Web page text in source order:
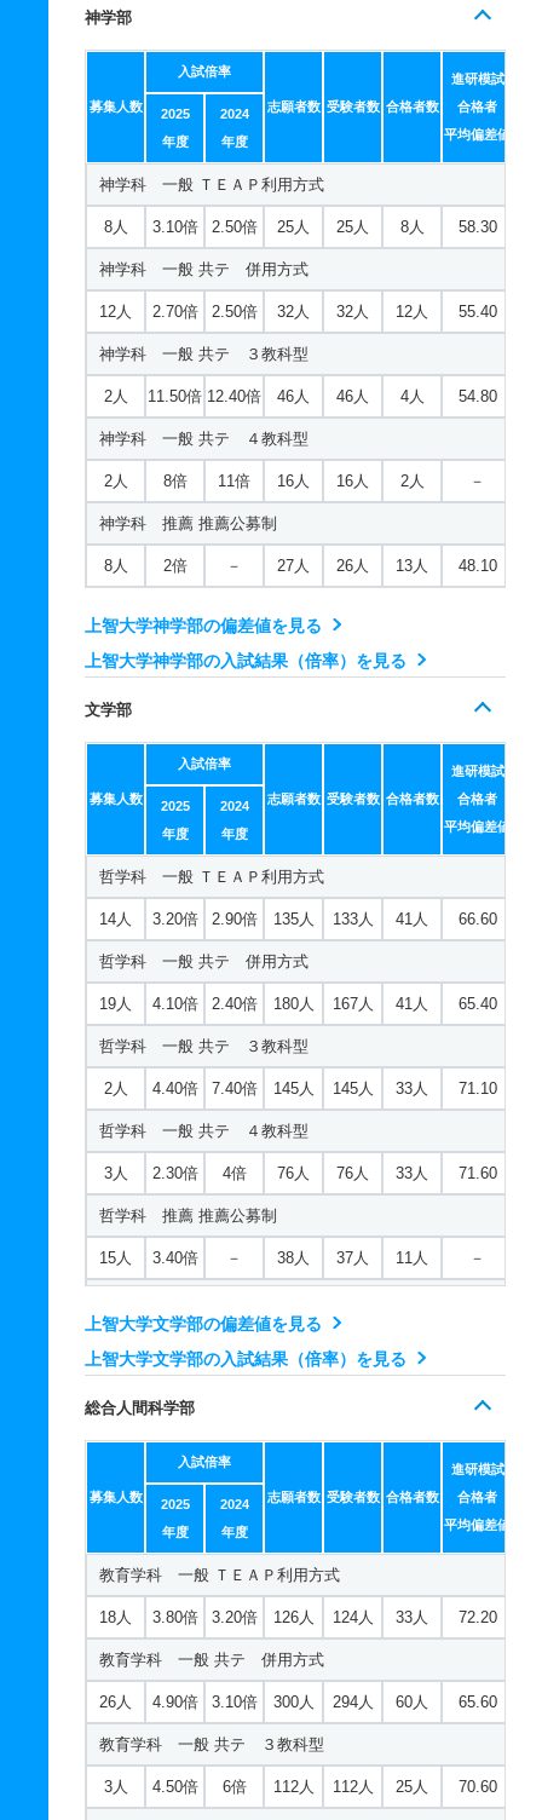
神学部
募集人数
入試倍率
志願者数 受験者数 合格者数
進研模試
合格者
平均偏差値
2025
年度
2024
年度
神学科 一般 ＴＥＡＰ利用方式
8人 3.10倍 2.50倍 25人 25人 8人 58.30
神学科 一般 共テ 併用方式
12人 2.70倍 2.50倍 32人 32人 12人 55.40
神学科 一般 共テ ３教科型
2人 11.50倍 12.40倍 46人 46人 4人 54.80
神学科 一般 共テ ４教科型
2人 8倍 11倍 16人 16人 2人 －
神学科 推薦 推薦公募制
8人 2倍 － 27人 26人 13人 48.10
上智大学神学部の偏差値を見る
上智大学神学部の入試結果（倍率）を見る
文学部
募集人数
入試倍率
志願者数 受験者数 合格者数
進研模試
合格者
平均偏差値
2025
年度
2024
年度
哲学科 一般 ＴＥＡＰ利用方式
14人 3.20倍 2.90倍 135人 133人 41人 66.60
哲学科 一般 共テ 併用方式
19人 4.10倍 2.40倍 180人 167人 41人 65.40
哲学科 一般 共テ ３教科型
2人 4.40倍 7.40倍 145人 145人 33人 71.10
哲学科 一般 共テ ４教科型
3人 2.30倍 4倍 76人 76人 33人 71.60
哲学科 推薦 推薦公募制
15人 3.40倍 － 38人 37人 11人 －
史学科 一般 共テ ３教科型
2.80倍 5.50倍
史学科 一般 共テ ４教科型
2人 2倍 3.20倍 97人 97人 49人 71.50
史学科 推薦 推薦公募制
13人 4倍 － 34人 32人 8人 －
国文学科 一般 ＴＥＡＰ利用方式
10人 3倍 2.10倍 99人 98人 33人 70
国文学科 一般 共テ 併用方式
上智大学文学部の偏差値を見る
上智大学文学部の入試結果（倍率）を見る
総合人間科学部
募集人数
入試倍率
志願者数 受験者数 合格者数
進研模試
合格者
平均偏差値
2025
年度
2024
年度
教育学科 一般 ＴＥＡＰ利用方式
18人 3.80倍 3.20倍 126人 124人 33人 72.20
教育学科 一般 共テ 併用方式
26人 4.90倍 3.10倍 300人 294人 60人 65.60
教育学科 一般 共テ ３教科型
3人 4.50倍 6倍 112人 112人 25人 70.60